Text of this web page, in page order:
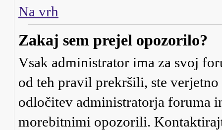
Na vrh
Zakaj sem prejel opozorilo?
Vsak administrator ima za svoj
od teh pravil prekršili, ste
odločitev administratorja foruma
morebitnimi opozorili.